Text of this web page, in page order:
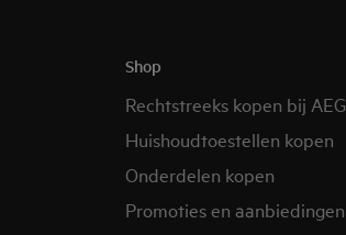
Shop
Rechtstreeks kopen bij AEG
Huishoudtoestellen kopen
Onderdelen kopen
Promoties en aanbiedingen